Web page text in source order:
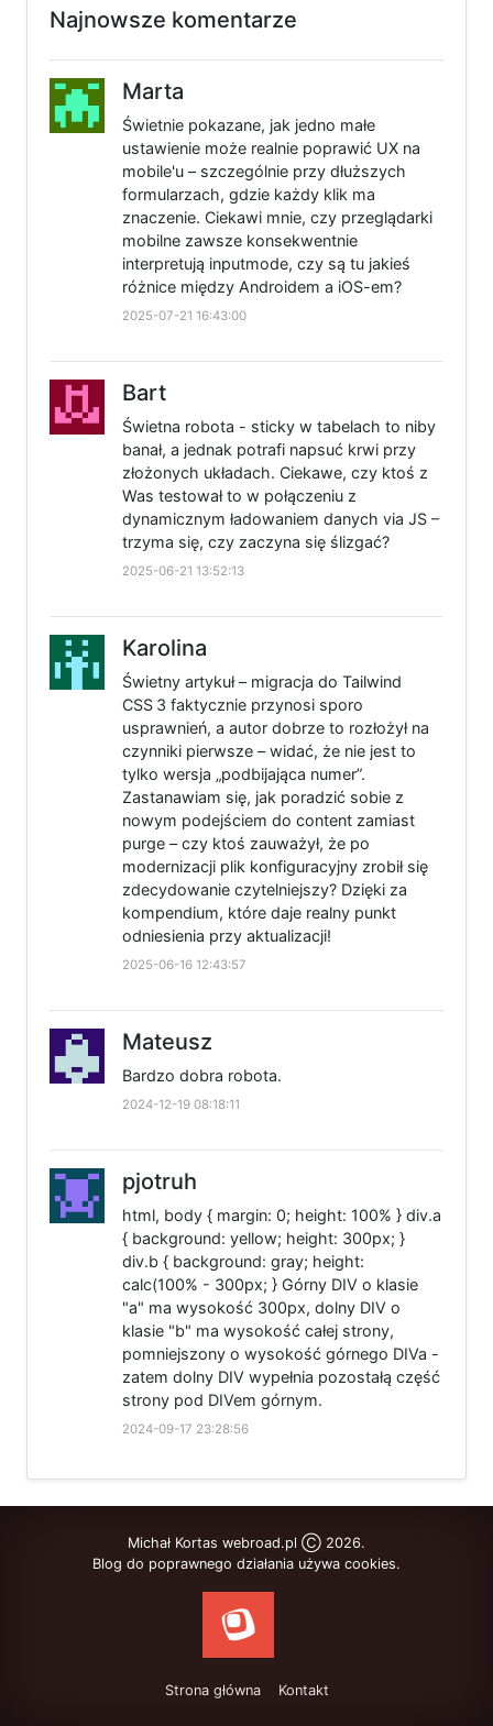
Najnowsze komentarze
Marta
Świetnie pokazane, jak jedno małe
ustawienie może realnie poprawić UX na
mobile'u – szczególnie przy dłuższych
formularzach, gdzie każdy klik ma
znaczenie. Ciekawi mnie, czy przeglądarki
mobilne zawsze konsekwentnie
interpretują inputmode, czy są tu jakieś
różnice między Androidem a iOS-em?
2025-07-21 16:43:00
Bart
Świetna robota - sticky w tabelach to niby
banał, a jednak potrafi napsuć krwi przy
złożonych układach. Ciekawe, czy ktoś z
Was testował to w połączeniu z
dynamicznym ładowaniem danych via JS –
trzyma się, czy zaczyna się ślizgać?
2025-06-21 13:52:13
Karolina
Świetny artykuł – migracja do Tailwind
CSS 3 faktycznie przynosi sporo
usprawnień, a autor dobrze to rozłożył na
czynniki pierwsze – widać, że nie jest to
tylko wersja „podbijająca numer”.
Zastanawiam się, jak poradzić sobie z
nowym podejściem do content zamiast
purge – czy ktoś zauważył, że po
modernizacji plik konfiguracyjny zrobił się
zdecydowanie czytelniejszy? Dzięki za
kompendium, które daje realny punkt
odniesienia przy aktualizacji!
2025-06-16 12:43:57
Mateusz
Bardzo dobra robota.
2024-12-19 08:18:11
pjotruh
html, body { margin: 0; height: 100% } div.a
{ background: yellow; height: 300px; }
div.b { background: gray; height:
calc(100% - 300px; } Górny DIV o klasie
"a" ma wysokość 300px, dolny DIV o
klasie "b" ma wysokość całej strony,
pomniejszony o wysokość górnego DIVa -
zatem dolny DIV wypełnia pozostałą część
strony pod DIVem górnym.
2024-09-17 23:28:56
Michał Kortas webroad.pl Ⓒ 2026.
Blog do poprawnego działania używa cookies.
Strona główna Kontakt